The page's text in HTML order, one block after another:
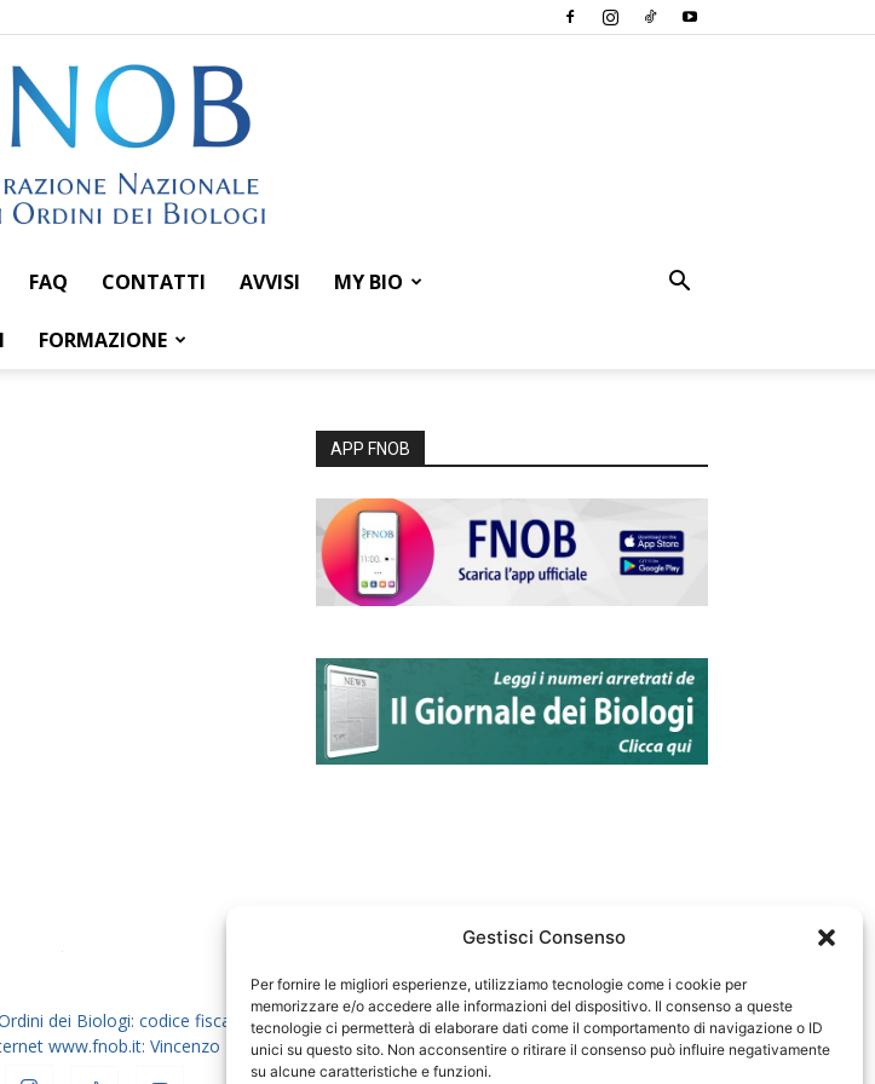
Gestisci Consenso
Per fornire le migliori esperienze, utilizziamo tecnologie come i cookie per
memorizzare e/o accedere alle informazioni del dispositivo. Il consenso a queste
tecnologie ci permetterà di elaborare dati come il comportamento di navigazione o ID
unici su questo sito. Non acconsentire o ritirare il consenso può influire negativamente
su alcune caratteristiche e funzioni.
Federazione
dei
FAQ CONTATTI AVVISI MY BIO
FORMAZIONE
APP FNOB
dei Biologi: codice fiscale 80069130583
www.fnob.it: Vincenzo D'Anna